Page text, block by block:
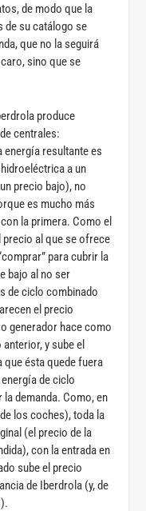
de modo que la
de su catálogo se
que no la seguirá
sino que se
produce
centrales:
energía resultante es
a un
precio bajo), no
es mucho más
la primera. Como el
precio al que se ofrece
para cubrir la
bajo al no ser
de ciclo combinado
el precio
generador hace como
y sube el
que ésta quede fuera
de ciclo
demanda. Como, en
los coches), toda la
(el precio de la
con la entrada en
sube el precio
de Iberdrola (y, de